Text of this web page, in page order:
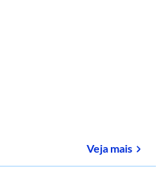
Veja maissobre